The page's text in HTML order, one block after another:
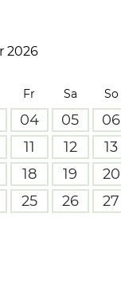
2026
Fr Sa So
04 05
06
11 12
13
18 19
20
25 26
27